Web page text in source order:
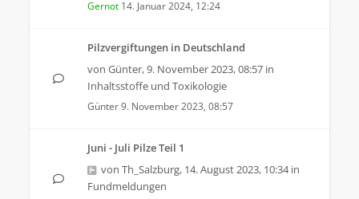
Gernot 14. Januar 2024, 12:24
Pilzvergiftungen in Deutschland
von Günter,9. November 2023, 08:57 in
Inhaltsstoffe und Toxikologie
Günter9. November 2023, 08:57
Juni - Juli Pilze Teil 1
von Th_Salzburg, 14. August 2023, 10:34in
Fundmeldungen